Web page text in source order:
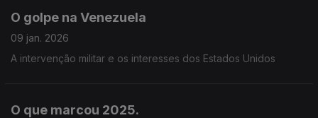
O golpe na Venezuela
09 jan. 2026
A intervenção militar e os interesses dos Estados Unidos
O que marcou 2025.